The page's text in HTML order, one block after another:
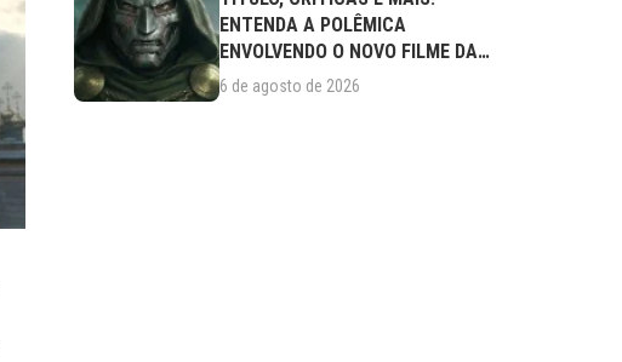
ENTENDA A POLÊMICA
ENVOLVENDO O NOVO FILME DA
MARVEL
6 de agosto de 2026